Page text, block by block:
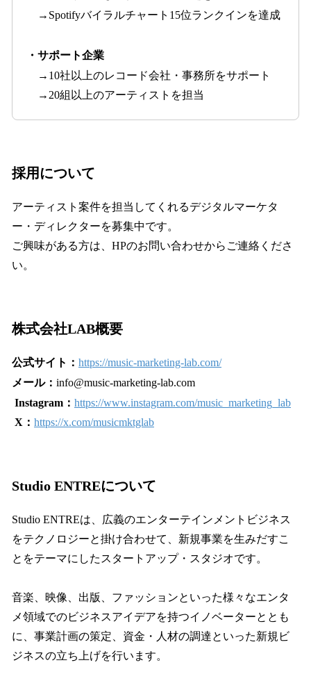
→Spotifyバイラルチャート15位ランクインを達成
・サポート企業
→10社以上のレコード会社・事務所をサポート
→20組以上のアーティストを担当
採用について
アーティスト案件を担当してくれるデジタルマーケタ
ー・ディレクターを募集中です。
ご興味がある方は、HPのお問い合わせからご連絡くださ
い。
株式会社LAB概要
公式サイト： https://music-marketing-lab.com/
メール： info@music-marketing-lab.com
Instagram： https://www.instagram.com/music_marketing_lab
X： https://x.com/musicmktglab
Studio ENTREについて
Studio ENTREは、広義のエンターテインメントビジネス
をテクノロジーと掛け合わせて、新規事業を生みだすこ
とをテーマにしたスタートアップ・スタジオです。
音楽、映像、出版、ファッションといった様々なエンタ
メ領域でのビジネスアイデアを持つイノベーターととも
に、事業計画の策定、資金・人材の調達といった新規ビ
ジネスの立ち上げを行います。